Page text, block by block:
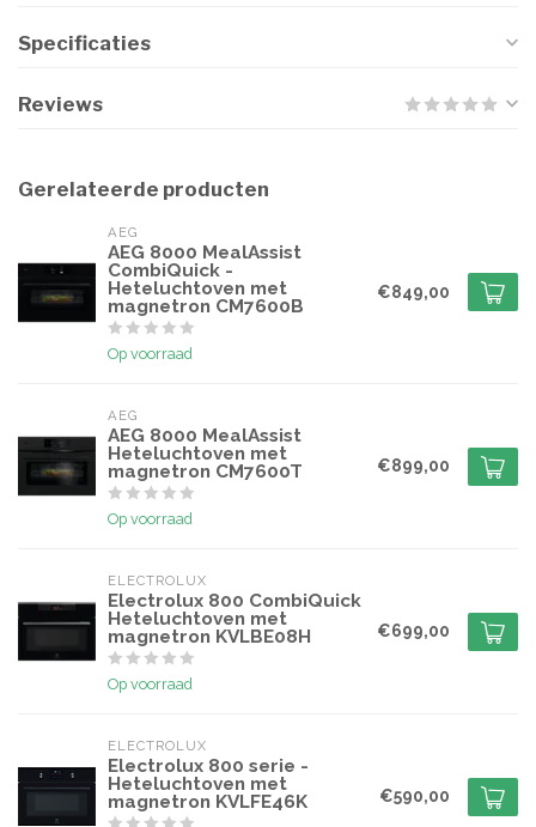
Specificaties
Reviews
Gerelateerde producten
AEG
AEG 8000 MealAssist
CombiQuick -
Heteluchtoven met
magnetron CM7600B
Op voorraad
€849,00
AEG
AEG 8000 MealAssist
Heteluchtoven met
magnetron CM7600T
Op voorraad
€899,00
ELECTROLUX
Electrolux 800 CombiQuick
Heteluchtoven met
magnetron KVLBE08H
Op voorraad
€699,00
ELECTROLUX
Electrolux 800 serie -
Heteluchtoven met
magnetron KVLFE46K
€590,00